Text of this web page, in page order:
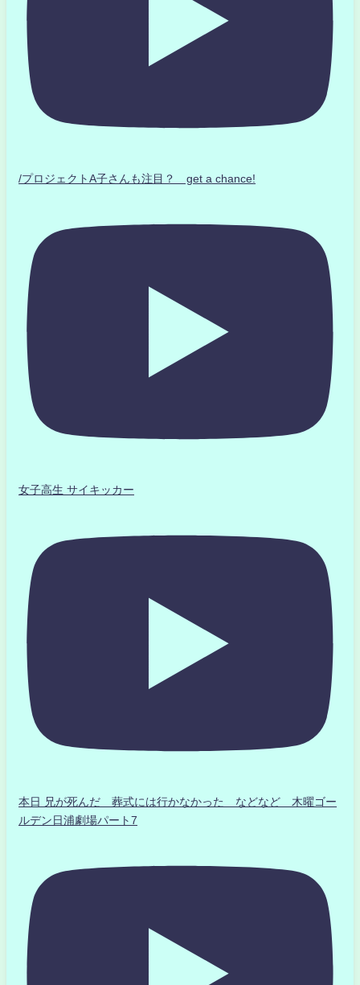
/プロジェクトA子さんも注目？ get a chance!
女子高生 サイキッカー
本日 兄が死んだ 葬式には行かなかった などなど 木曜ゴー
ルデン日浦劇場パート7